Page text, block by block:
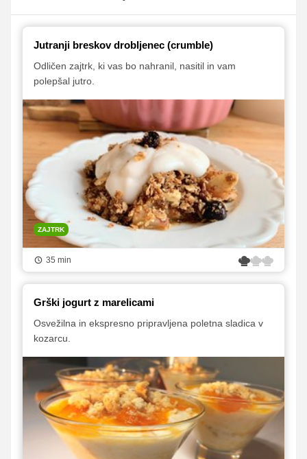
Jutranji breskov drobljenec (crumble)
Odličen zajtrk, ki vas bo nahranil, nasitil in vam
polepšal jutro.
ZAJTRK
35 min
Grški jogurt z marelicami
Osvežilna in ekspresno pripravljena poletna sladica v
kozarcu.